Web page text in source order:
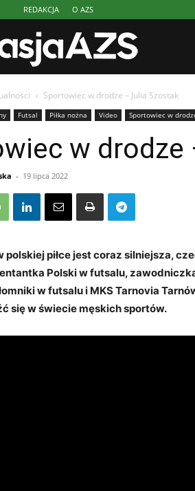
REDAKCJA O AZS
AZS
Sportowiec w drodze – Julia Szostak
Futsal Piłka nożna Video Sportowiec w
w
- 19 lipca 2022
polskiej piłce jest coraz silniejsza,
Polski w futsalu,
w futsalu i MKS Tarnovia
się w świecie męskich sportów.